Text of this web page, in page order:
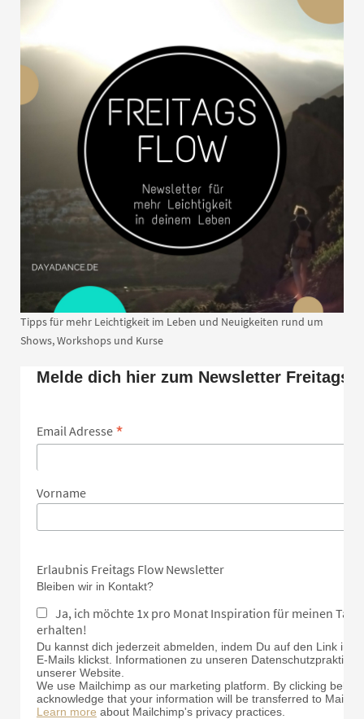
Tipps für mehr Leichtigkeit im Leben und Neuigkeiten rund um
Shows, Workshops und Kurse
Melde dich hier zum Newsletter Freitags
Email Adresse *
Vorname
Erlaubnis Freitags Flow Newsletter
Bleiben wir in Kontakt?
Ja, ich möchte 1x pro Monat Inspiration für meinen
erhalten!
Du kannst dich jederzeit abmelden, indem Du auf den Link in
E-Mails klickst. Informationen zu unseren
unserer Website.
We use Mailchimp as our marketing platform. By clicking
acknowledge that your information will be transferred to
Learn more about Mailchimp's privacy practices.